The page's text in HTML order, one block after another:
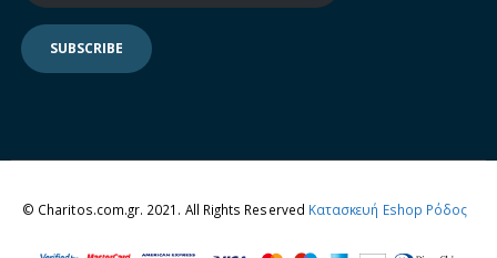
© Charitos.com.gr. 2021. All Rights Reserved Κατασκευή Eshop Ρόδος